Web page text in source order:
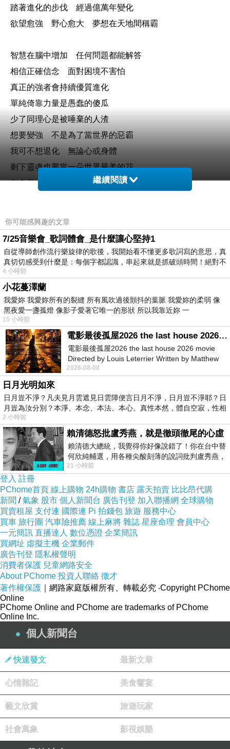
踏著進化的步伐 經過億萬年變化
欲望愈強 野心愈大 夢想在天地間稱霸
智慧在腦中增加 任何問題都能解答
相信正確信念 面對困境不害怕
真正的強者會持續優質進化
單純倚靠力量是愚蠢的傻瓜
少了同理心是被唾棄的人渣
想要變強 不是為了當世界的惡霸
我可不想退化 無論心或身體
剩下靈魂也要當一朵世界最美的花
在全天下 盛開吧！
勝過所有嘈雜怒氣
我要用雙手創造幸福的天堂
第一步就是阻絕地獄
嫉妒的嘴臉 仇恨的心 把這些都丟棄
想要進化 必須靠自己 去惡 揚善
需要莫大的勇氣 展現最好的德行
優質人類 絕對大受歡迎
想要變強 不是為了當世界的惡霸
我可不想退化 無論心或身體
剩下靈魂也要當一朵世界最美的花
在全天下 盛開吧！
上一篇：聊聊
繼續閱讀
你可能感興趣的文章
7/25音樂會_歌詞體會_是什麼讓心堅持1
自從導師創作流行樂旋律的歌後，我開始看不懂更多歌詞寫的意思，真
真切切感受到什麼是：每個字都認識，串起來就是抓破頭時間！絕對不
4 小時前
小花蔓澤蘭
我愛妳 我愛妳所有的裂縫 所有風吹過後顫抖的葉脈 我愛妳的柔弱 像
黑夜愛一盞孤燈 像影子愛著它唯一的形狀 所以我靠近妳 一
15 小時前
電影最後孤屋2026 the last house 2026 movie
電影最後孤屋2026 the last house 2026 movie
Directed by Louis Leterrier Written by Matthew
Robinson Starring Greta Lee Wa
2026-08-08
日月光明如來
日月豈不淨？凡夫見月雲遮見日雲障便言日月不淨，日月豈不淨耶？日
月豈為汝分別？本淨、本念、本法、本心。真性本然，體自空寂，性相
2 小時前
賴清德怒批盧秀燕，就是徹頭徹尾的心虛
賴清德大總統，我覺得你好像說錯了！你在台中替
何欣純輔選，用各種尖酸刻薄的說詞批判盧秀燕，
罵她施政滿意度輸給陳其邁，甚至還說盧
21 小時前
登入 註冊
PChome首頁 線上購物 24h購物 書店 露天拍賣 比比昂代購
新聞 /氣象 股市 個人新聞台 廣告刊登 加入聯播網 全球購物
買賣租屋 支付連 國際連 Pi 拍錢包 旅遊 服務中心
買車 旅行團 汽車險推薦 線上麻將 雜誌 星座命理 會員中心
一元簡訊 直播達人 數位憑證 企業簡訊
買網址 虛擬主機 企業郵件
廣告刊登 隱私權聲明
消費者保護 兒童網路安全
About PChome 投資人聯絡 徵才
著作權保護 ｜網路家庭版權所有、轉載必究 ‧Copyright PChome
Online
PChome Online and PChome are trademarks of PChome
Online Inc.
個人新聞台
快速發文 最新文章
心情雜記 美食饗宴
藝文欣賞 旅遊玩家
社會萬象 影視娛樂